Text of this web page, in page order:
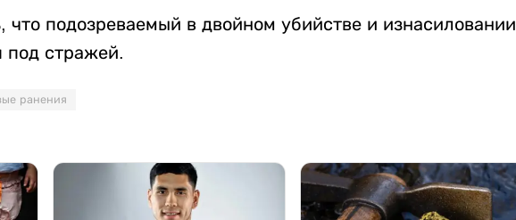
что подозреваемый в двойном убийстве и изнасиловании
под стражей.
ранения